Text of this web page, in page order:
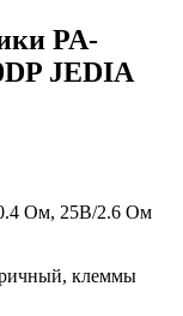
PA-
JEDIA
Ом, 25В/2.6 Ом
клеммы